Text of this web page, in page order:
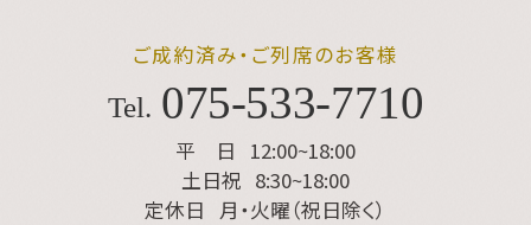
ご成約済み・ご列席のお客様
Tel. 075-533-7710
平 日
12:00~18:00
土日祝 8:30~18:00
定休日
月・火曜（祝日除く）